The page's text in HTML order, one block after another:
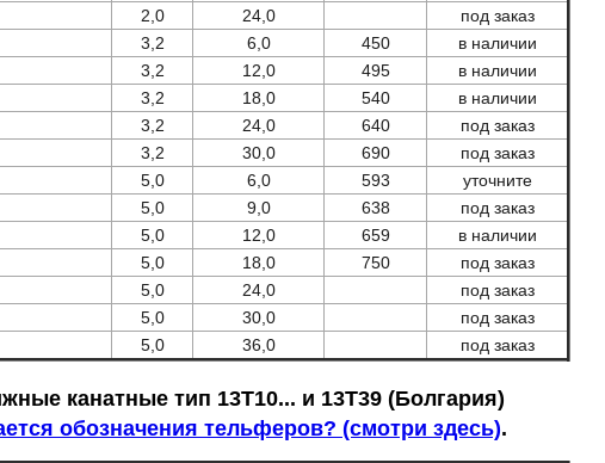
2,0 24,0
под заказ
3,2 6,0 450
в наличии
3,2 12,0 495
в наличии
3,2 18,0 540
в наличии
3,2 24,0 640
под заказ
3,2 30,0 690
под заказ
5,0 6,0 593
уточните
5,0 9,0 638
под заказ
5,0 12,0 659
в наличии
5,0 18,0 750
под заказ
5,0 24,0
под заказ
5,0 30,0
под заказ
5,0 36,0 под заказ
канатные тип 13Т10... и 13Т39 (Болгария)
обозначения тельферов? (смотри здесь).